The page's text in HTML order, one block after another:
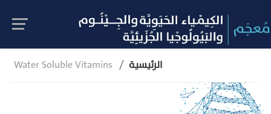
Water Soluble Vitamins الرئيسية